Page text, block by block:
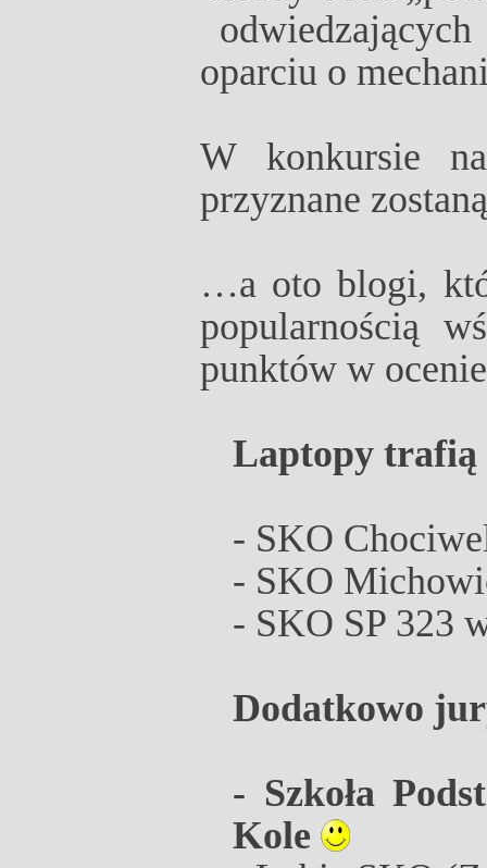
oparciu o
W konkursie
przyznane
…a oto blogi,
popularnością
punktów w
Laptopy trafią
- SKO
- SKO
- SKO SP 323
Dodatkowo
- Szkoła
Kole